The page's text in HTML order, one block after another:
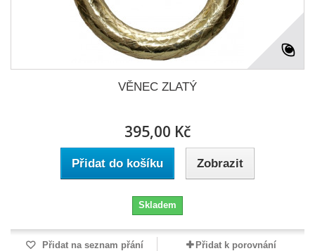
VĚNEC ZLATÝ
395,00 Kč
Přidat do košíku Zobrazit
Skladem
Přidat na seznam přání Přidat k porovnání